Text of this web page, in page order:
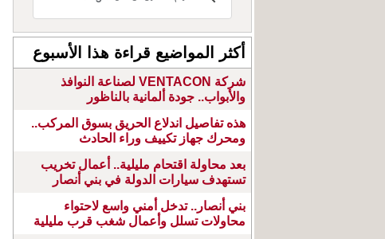
أكثر المواضيع قراءة هذا الأسبوع
شركة VENTACON لصناعة النوافذ
والأبواب.. جودة ألمانية بالناظور
هذه تفاصيل اندلاع الحريق بسوق المركب..
ومحرك جهاز تكييف وراء الحادث
بعد محاولة اقتحام مليلية.. أعمال تخريب
تستهدف سيارات الدولة في بني أنصار
بني أنصار.. تدخل أمني واسع لاحتواء
محاولات تسلل وأعمال شغب قرب مليلية